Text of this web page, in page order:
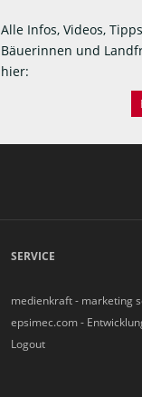
Alle Infos, Videos,
Bäuerinnen und
hier:
SERVICE
medienkraft - marketing
epsimec.com -
Logout